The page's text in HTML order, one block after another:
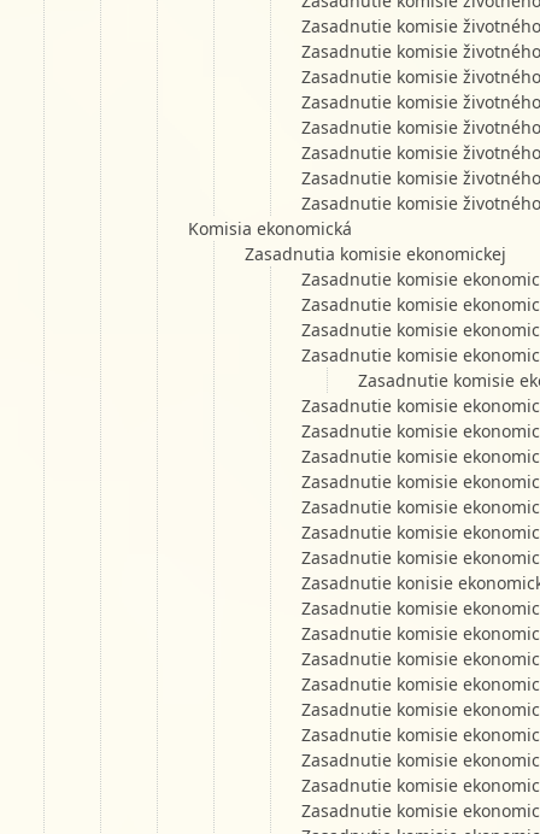
Zasadnutie komisie
Zasadnutie komisie
Zasadnutie komisie
Zasadnutie komisie
Zasadnutie komisie
Zasadnutie komisie
Zasadnutie komisie
Zasadnutie komisie
Komisia ekonomická
Zasadnutia komisie ekonomickej
Zasadnutie komisie
Zasadnutie komisie
Zasadnutie komisie
Zasadnutie komisie
Zasadnutie komisie
Zasadnutie komisie
Zasadnutie komisie
Zasadnutie komisie
Zasadnutie komisie
Zasadnutie komisie
Zasadnutie komisie
Zasadnutie komisie
Zasadnutie konisie
Zasadnutie komisie
Zasadnutie komisie
Zasadnutie komisie
Zasadnutie komisie
Zasadnutie komisie
Zasadnutie komisie
Zasadnutie komisie
Zasadnutie komisie
Zasadnutie komisie